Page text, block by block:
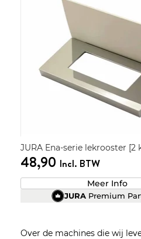
JURA Ena-serie lekrooster [2
48,90 Incl. BTW
Meer Info
JURA Premium
Over de machines die wij